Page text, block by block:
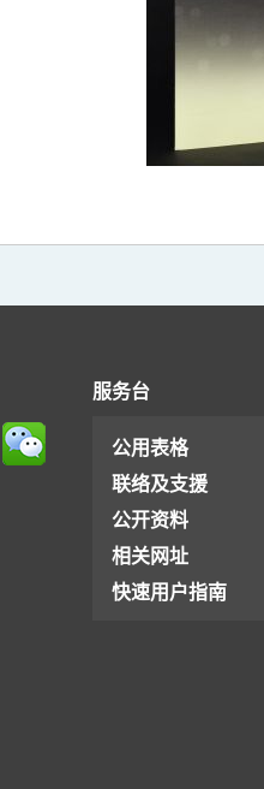
服务台
公用表格
联络及支援
公开资料
相关网址
快速用户指南